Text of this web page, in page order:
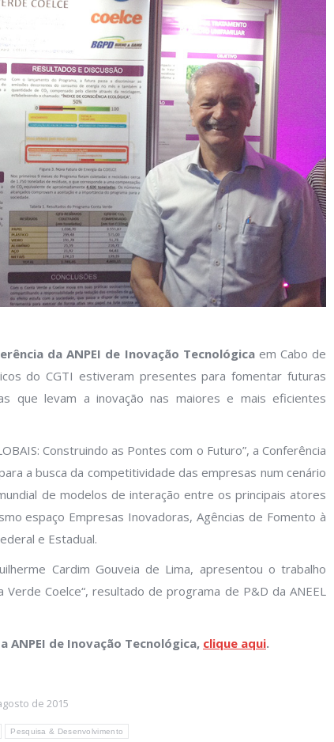
da ANPEI de Inovação Tecnológicaem Cabo de
do CGTI estiveram presentes para fomentar futuras
que levam a inovação nas maiores e mais eficientes
Construindo as Pontes com o Futuro”, a Conferência
a busca da competitividade das empresas num cenário
de modelos de interação entre os principais atores
espaço Empresas Inovadoras, Agências de Fomento à
e Estadual.
Cardim Gouveia de Lima, apresentou o trabalho
Coelce“, resultado de programa de P&D da ANEEL
ANPEI de Inovação Tecnológica, clique aqui.
de 2015
Pesquisa & Desenvolvimento